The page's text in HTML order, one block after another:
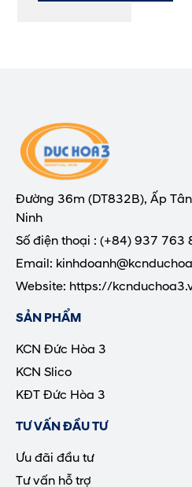
Đường 36m (DT832B), Ấp
Ninh
Số điện thoại : (+84) 937 763
Email:
Website: https://
SẢN PHẨM
KCN Đức Hòa 3
KCN Slico
KĐT Đức Hòa 3
TƯ VẤN ĐẦU TƯ
Ưu đãi đầu tư
Tư vấn hỗ trợ